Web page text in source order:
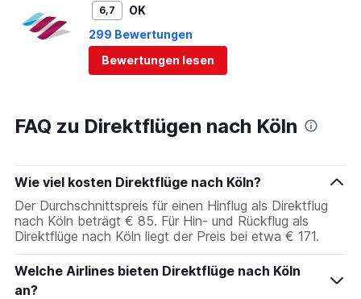
6,7
OK
299 Bewertungen
Bewertungen lesen
FAQ zu Direktflügen nach Köln
Wie viel kosten Direktflüge nach Köln?
Der Durchschnittspreis für einen Hinflug als Direktflug
nach Köln beträgt € 85. Für Hin- und Rückflug als
Direktflüge nach Köln liegt der Preis bei etwa € 171.
Welche Airlines bieten Direktflüge nach Köln
an?